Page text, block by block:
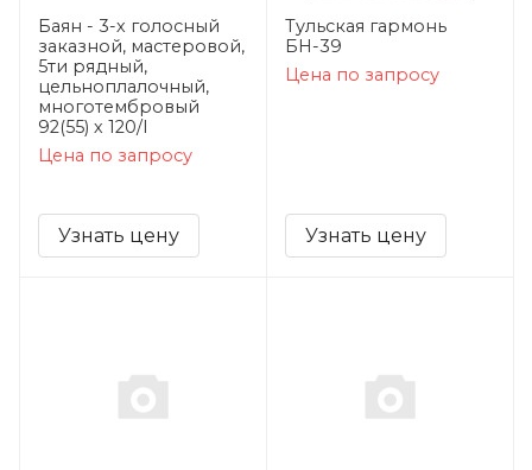
Баян - 3-х голосный
заказной, мастеровой,
5ти рядный,
цельноплалочный,
многотембровый
92(55) х 120/I
Цена по запросу
Узнать цену
Тульская гармонь
БН-39
Цена по запросу
Узнать цену